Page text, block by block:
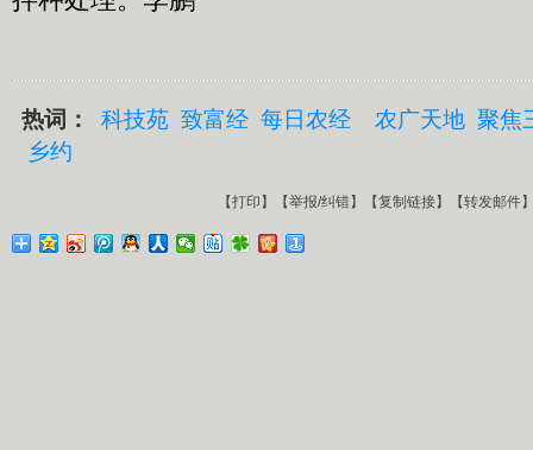
热词： 科技苑 致富经 每日农经 农广天地 聚焦
乡约
【打印 】【举报/纠错】【复制链接】【转发邮件